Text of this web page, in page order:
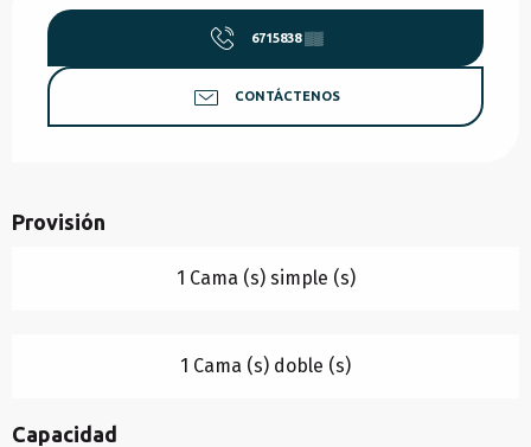
6715838 ▒▒
CONTÁCTENOS
Provisión
1 Cama (s) simple (s)
1 Cama (s) doble (s)
Capacidad